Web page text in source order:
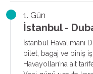
1. Gün
İstanbul -
İstanbul Havalimanı
bilet, bagaj ve biniş
Havayolları’na ait